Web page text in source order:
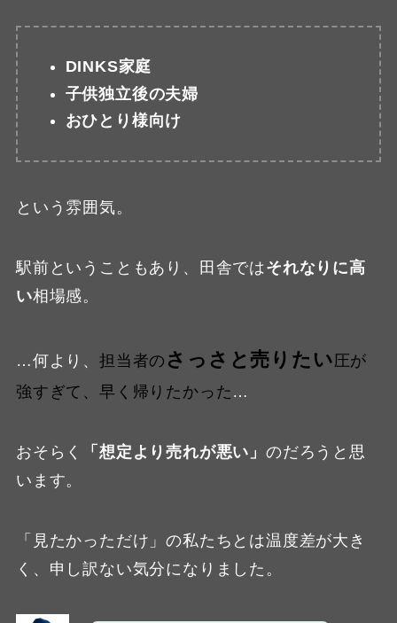
DINKS家庭
子供独立後の夫婦
おひとり様向け
という雰囲気。
駅前ということもあり、田舎ではそれなりに高
い相場感。
…何より、 担当者の さっさと売りたい圧が
強すぎて、早く帰りたかった …
おそらく 「想定より売れが悪い」のだろうと思
います。
「見たかっただけ」の私たちとは温度差が大き
く、申し訳ない気分になりました。